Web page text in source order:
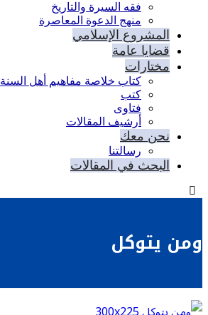
فقه السيرة والتاريخ
منهج الدعوة المعاصرة
المشروع الإسلامي
قضايا عامة
مختارات
كتاب خلاصة مفاهيم أهل السنة
كتب
فتاوى
أرشيف المقالات
نحن معك
رسالتنا
البحث في المقالات
ومن يتوكل